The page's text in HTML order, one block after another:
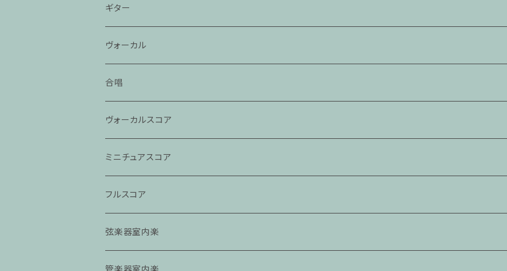
ギター
ヴォーカル
合唱
ヴォーカルスコア
ミニチュアスコア
フルスコア
弦楽器室内楽